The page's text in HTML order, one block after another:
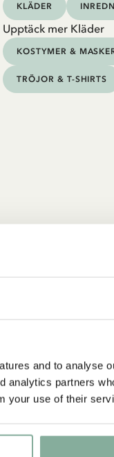
and to analyse
analytics partners
your use of their
KLÄDER
Upptäck mer Kläder
KOSTYMER &
TRÖJOR & T-SHIRTS